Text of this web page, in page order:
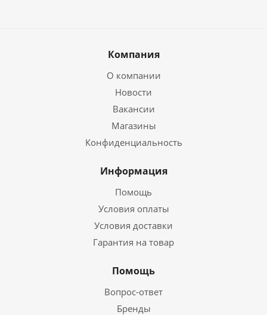
Компания
О компании
Новости
Вакансии
Магазины
Конфиденциальность
Информация
Помощь
Условия оплаты
Условия доставки
Гарантия на товар
Помощь
Вопрос-ответ
Бренды